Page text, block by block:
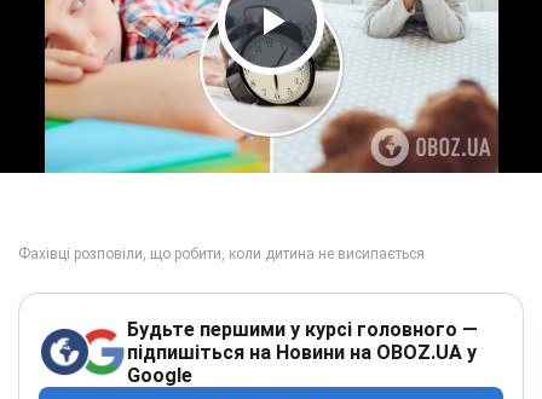
Play Video
Будьте першими у курсі головного —
підпишіться на Новини на OBOZ.UA у
Google